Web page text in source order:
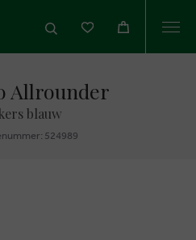
Allrounder
blauw
524989